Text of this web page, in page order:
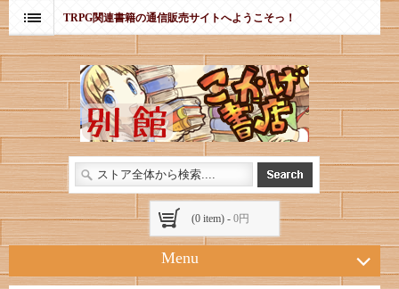
TRPG関連書籍の通信販売サイトへようこそっ！
(0 item) -0円
Menu